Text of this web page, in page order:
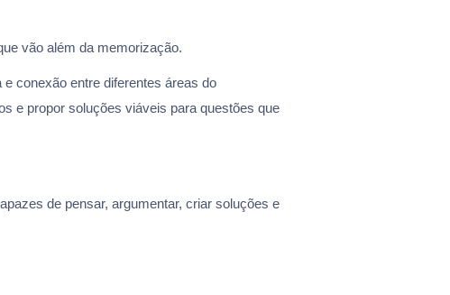
vão além da memorização.
conexão entre diferentes áreas do
e propor soluções viáveis para questões que
de pensar, argumentar, criar soluções e